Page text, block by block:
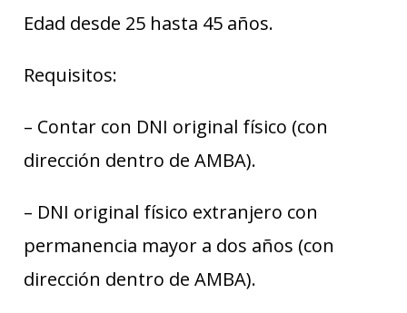
Edad desde 25 hasta 45 años.
Requisitos:
– Contar con DNI original físico (con
dirección dentro de AMBA).
– DNI original físico extranjero con
permanencia mayor a dos años (con
dirección dentro de AMBA).